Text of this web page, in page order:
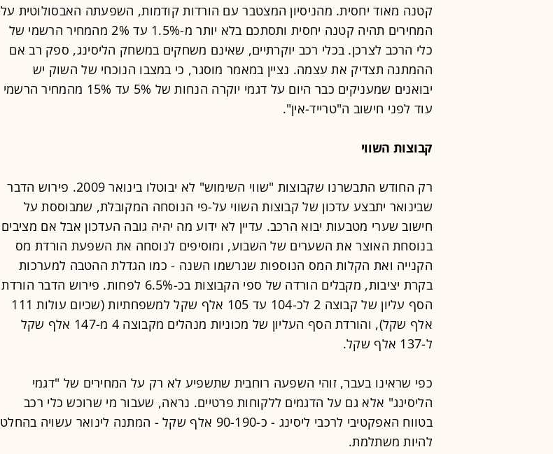
קטנה מאוד יחסית. מהניסיון המצטבר עם הורדות קודמות, השפעתה האבסולוטית על
המחירים תהיה קטנה יחסית ותסתכם בלא יותר מ-1.5% עד 2% מהמחיר הרשמי של
כלי הרכב לצרכן. בכלי רכב יוקרתיים, שאינם משחקים במשחק הליסינג, ספק רב אם
ההמתנה תצדיק את עצמה. נציין במאמר מוסגר, כי במצבו הנוכחי של השוק יש
יבואנים שמעניקים כבר היום על דגמי יוקרה הנחות של 5% עד 15% מהמחיר הרשמי
עוד לפני חישוב ה"טרייד-אין".
קבוצות השווי
רק החודש התבשרנו שקבוצות "שווי השימוש" לא יבוטלו בינואר 2009. פירוש הדבר
שבינואר יתבצע עדכון של קבוצות השווי על-פי הנוסחה המקובלת, שמבוססת על
חישוב שערי מטבעות יבוא הרכב. עדיין לא ידוע מה יהיה גובה העדכון אבל אם מציבים
בנוסחת האוצר את השערים של השבוע, ומוסיפים לנוסחה את השפעת הורדת מס
הקנייה ואת הקלות המס הנוספות שנרשמו השנה - כמו הגדלת ההטבה למערכות
בקרת יציבות, מקבלים הורדה של ספי הקבוצות בכ-6.5% לפחות. פירוש הדבר הורדת
הסף עליון של קבוצה 2 לכ-104 עד 105 אלף שקל למשפחתיות (שכיום עולות 111
אלף שקל), והורדת הסף העליון של מכוניות מנהלים מקבוצה 4 מ-147 אלף שקל
ל-137 אלף שקל.
כפי שראינו בעבר, זוהי השפעה רוחבית שתשפיע לא רק על המחירים של "דגמי
הליסינג" אלא גם על הדגמים ללקוחות פרטיים. נראה, שעבור מי שרוכש כלי רכב
בטווח האפקטיבי לרכבי ליסינג - כ-90-190 אלף שקל - המתנה לינואר עשויה בהחלט
להיות משתלמת.